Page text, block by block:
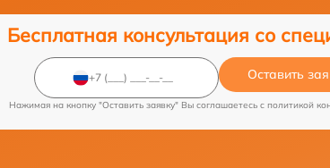
Бесплатная консультация со
Оставить
Нажимая на кнопку "Оставить заявку" Вы соглашаетесь c политикой